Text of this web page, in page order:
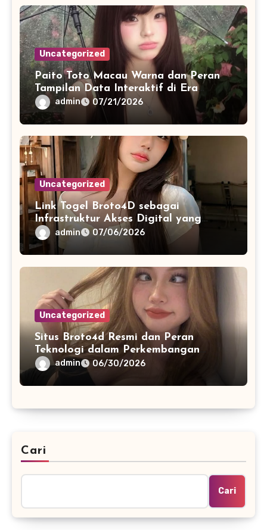
Uncategorized
Paito Toto Macau Warna dan Peran
Tampilan Data Interaktif di Era
Informasi Digital Modern
admin 07/21/2026
Uncategorized
Link Togel Broto4D sebagai
Infrastruktur Akses Digital yang
Lebih Stabil dan Cepat
admin 07/06/2026
Uncategorized
Situs Broto4d Resmi dan Peran
Teknologi dalam Perkembangan
Platform Online
admin 06/30/2026
Cari
Cari